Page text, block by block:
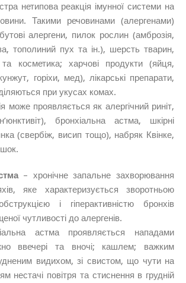
нетипова реакція імунної системи на
Такими речовинами (алергенами)
алергени, пилок рослин (амброзія,
тополиний пух та ін.), шерсть тварин,
та косметика; харчові продукти (яйця,
горіхи, мед), лікарські препарати,
при укусах комах.
може проявляється як алергічний риніт,
бронхіальна астма, шкірні
(свербіж, висип тощо), набряк Квінке,
– хронічне запальне захворювання
яке характеризується зворотньою
і гіперактивністю бронхів
чутливості до алергенів.
астма проявляється нападами
ввечері та вночі; кашлем; важким
видихом, зі свистом, що чути на
нестачі повітря та стиснення в грудній